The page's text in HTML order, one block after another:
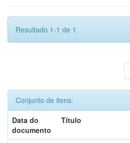
Resultado 1-1 de 1.
Conjunto de itens:
Data do
documento
Título